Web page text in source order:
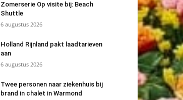
Zomerserie Op visite bij: Beach
Shuttle
6 augustus 2026
Holland Rijnland pakt laadtarieven
aan
6 augustus 2026
Twee personen naar ziekenhuis bij
brand in chalet in Warmond